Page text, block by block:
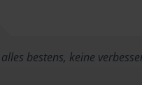
bestens, keine